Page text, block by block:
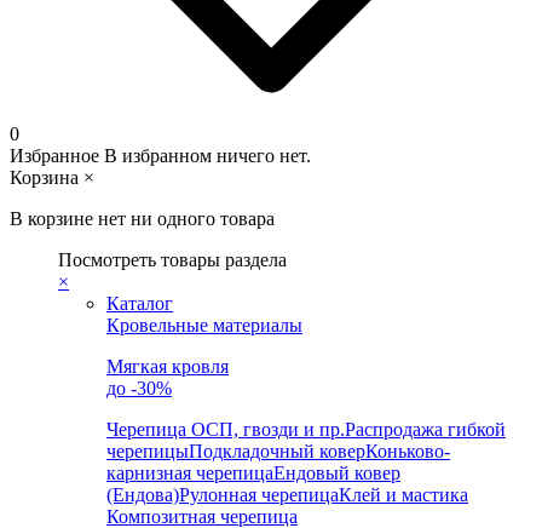
0
Избранное В избранном ничего нет.
Корзина ×
В корзине нет ни одного товара
Посмотреть товары раздела
×
Каталог
Кровельные материалы
Мягкая кровля
до -30%
Черепица ОСП, гвозди и пр.Распродажа гибкой
черепицыПодкладочный коверКоньково-
карнизная черепицаЕндовый ковер
(Ендова)Рулонная черепицаКлей и мастика
Композитная черепица